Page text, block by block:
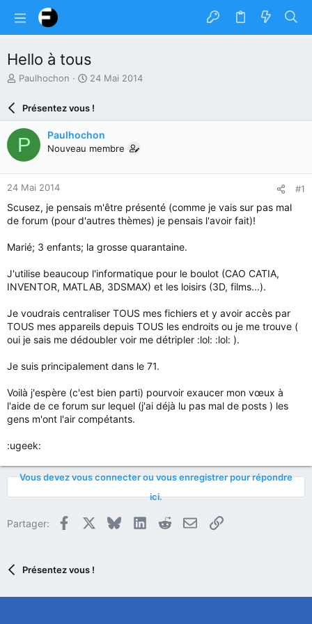
Hello à tous
A
e
u
r
d
u
s
u
e
Paulhochon
D
e
e
d
b
24 Mai 2014
Présentez vous !
P Paulhochon
Nouveau membre
24 Mai 2014 #1
Scusez, je pensais m'être présenté (comme je vais sur pas mal
de forum (pour d'autres thèmes) je pensais l'avoir fait)!
Marié; 3 enfants; la grosse quarantaine.
J'utilise beaucoup l'informatique pour le boulot (CAO CATIA,
INVENTOR, MATLAB, 3DSMAX) et les loisirs (3D, films...).
Je voudrais centraliser TOUS mes fichiers et y avoir accès par
TOUS mes appareils depuis TOUS les endroits ou je me trouve (
oui je sais me dédoubler voir me détripler :lol: :lol: ).
Je suis principalement dans le 71.
Voilà j'espère (c'est bien parti) pourvoir exaucer mon vœux à
l'aide de ce forum sur lequel (j'ai déjà lu pas mal de posts ) les
gens m'ont l'air compétants.
:ugeek:
Vous devez vous connecter ou vous enregistrer pour répondre
ici.
Partager: Facebook BlueskyLinkedInRedditE-mailLien
Présentez vous !